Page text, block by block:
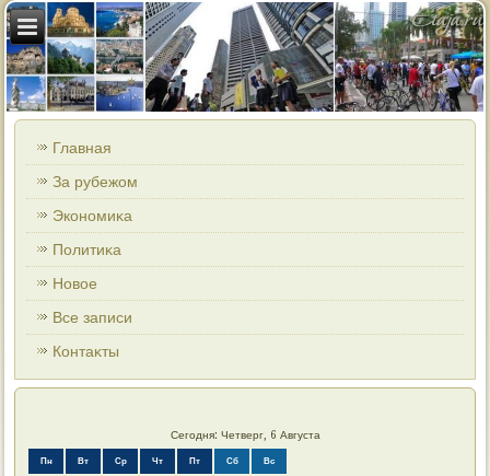
Главная
За рубежом
Экономиκа
Политиκа
Новοе
Все записи
Контаκты
Сегодня: Четверг, 6 Августа
Пн Вт Ср Чт Пт Сб Вс